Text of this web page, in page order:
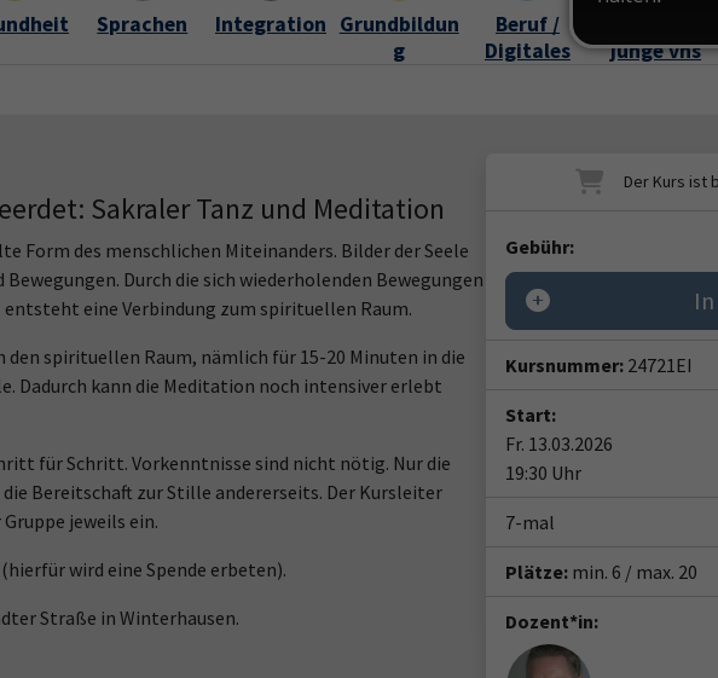
Sprachen Integration Grundbildun
g
Beruf /
Digitales
junge vhs
Sakraler Tanz und Meditation
Form des menschlichen Miteinanders. Bilder der Seele
Durch die sich wiederholenden Bewegungen
eine Verbindung zum spirituellen Raum.
den spirituellen Raum, nämlich für 15-20 Minuten in die
Dadurch kann die Meditation noch intensiver erlebt
für Schritt. Vorkenntnisse sind nicht nötig. Nur die
die Bereitschaft zur Stille andererseits. Der Kursleiter
jeweils ein.
wird eine Spende erbeten).
Straße in Winterhausen.
Gebühr:
Kursnummer: 24721EI
Start:
Fr. 13.03.2026
19:30 Uhr
7-mal
Plätze: min. 6 / max. 20
Dozent*in: